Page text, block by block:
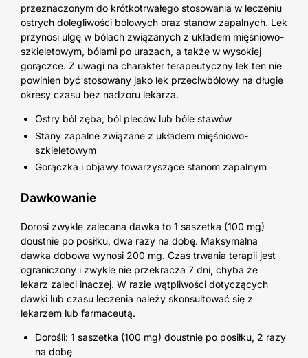
przeznaczonym do krótkotrwałego stosowania w leczeniu
ostrych dolegliwości bólowych oraz stanów zapalnych. Lek
przynosi ulgę w bólach związanych z układem mięśniowo-
szkieletowym, bólami po urazach, a także w wysokiej
gorączce. Z uwagi na charakter terapeutyczny lek ten nie
powinien być stosowany jako lek przeciwbólowy na długie
okresy czasu bez nadzoru lekarza.
Ostry ból zęba, ból pleców lub bóle stawów
Stany zapalne związane z układem mięśniowo-
szkieletowym
Gorączka i objawy towarzyszące stanom zapalnym
Dawkowanie
Dorosi zwykle zalecana dawka to 1 saszetka (100 mg)
doustnie po posiłku, dwa razy na dobę. Maksymalna
dawka dobowa wynosi 200 mg. Czas trwania terapii jest
ograniczony i zwykle nie przekracza 7 dni, chyba że
lekarz zaleci inaczej. W razie wątpliwości dotyczących
dawki lub czasu leczenia należy skonsultować się z
lekarzem lub farmaceutą.
Dorośli: 1 saszetka (100 mg) doustnie po posiłku, 2 razy
na dobę